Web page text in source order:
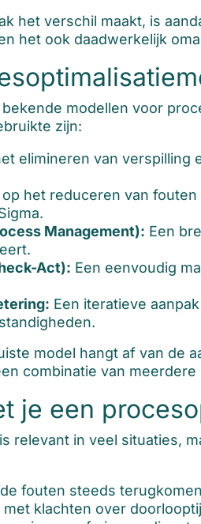
het verschil maakt, is
het ook daadwerkelijk
modellen voor
zijn:
elimineren van verspilling
het reduceren van
Management): Een
Act): Een eenvoudig
Een iteratieve
model hangt af van de
combinatie van
je een
relevant in veel situaties,
fouten steeds terugkomen
klachten over